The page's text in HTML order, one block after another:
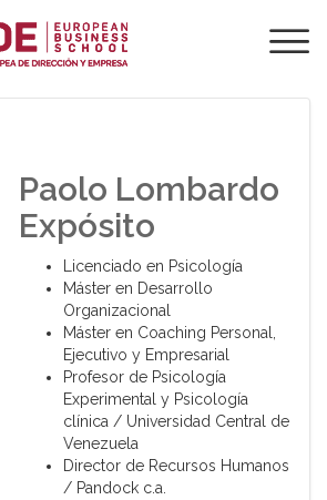
DE
EUDE
Paolo Lombardo
Expósito
Licenciado en Psicología
Máster en Desarrollo
Organizacional
Máster en Coaching Personal,
Ejecutivo y Empresarial
Profesor de Psicología
Experimental y Psicología
clínica / Universidad Central de
Venezuela
Director de Recursos Humanos
/ Pandock c.a.